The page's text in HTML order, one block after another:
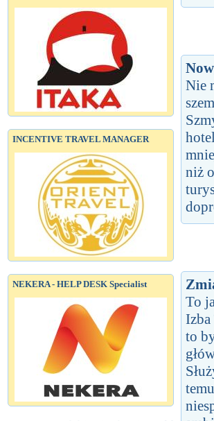
INCENTIVE TRAVEL MANAGER
NEKERA - HELP DESK Specialist
Nie
niż
To
to